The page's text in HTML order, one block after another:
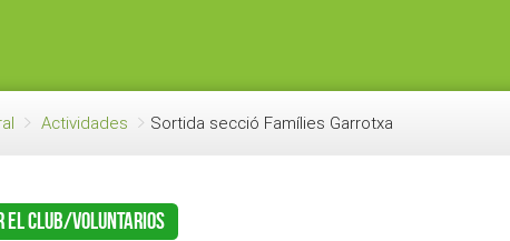
Actividades Sortida secció Famílies Garrotxa
el club/voluntarios